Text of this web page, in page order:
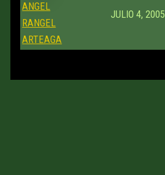
ANGEL
RANGEL
ARTEAGA
JULIO 4, 2005